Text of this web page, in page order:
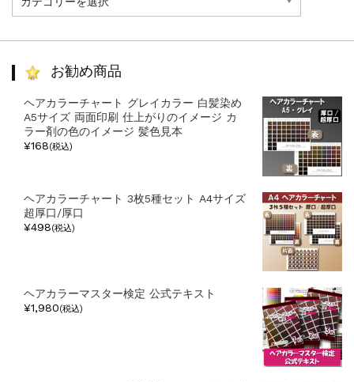
事
カ
お勧め商品
ヘアカラーチャート グレイカラー 白髪染め
A5サイズ 両面印刷 仕上がりのイメージ カ
ラー剤の色のイメージ 髪色見本
¥168(税込)
ヘアカラーチャート 3枚5種セット A4サイズ
超厚口/厚口
¥498(税込)
ヘアカラーマスター検定 公式テキスト
¥1,980(税込)